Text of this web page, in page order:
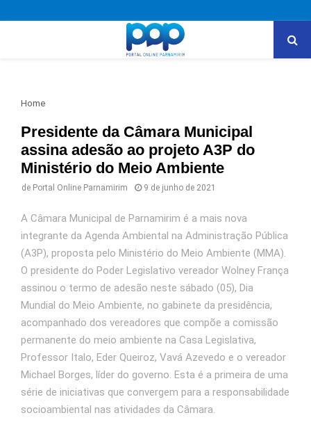
Home
Presidente da Câmara Municipal
assina adesão ao projeto A3P do
Ministério do Meio Ambiente
de Portal Online Parnamirim 9 de junho de 2021
A Câmara Municipal de Parnamirim é a mais nova
integrante da Agenda Ambiental na Administração Pública
(A3P), proposta pelo Ministério do Meio Ambiente (MMA).
O presidente do Poder Legislativo vereador Wolney França
assinou o termo de adesão neste sábado (05), Dia
Mundial do Meio Ambiente, no gabinete da presidência,
acompanhado dos vereadores que compõe a comissão
permanente do meio ambiente na Casa Legislativa,
Professor Italo, Eder Queiroz, Vavá Azevedo e o vereador
Michael Borges, líder do governo. Esta é a primeira de uma
série de iniciativas que convergem para a responsabilidade
socioambiental nas atividades da Câmara.